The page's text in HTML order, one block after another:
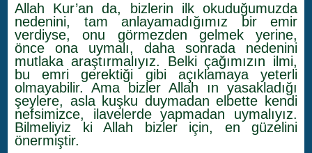
Allah Kur’an da, bizlerin ilk okuduğumuzda
nedenini, tam anlayamadığımız bir emir
verdiyse, onu görmezden gelmek yerine,
önce ona uymalı, daha sonrada nedenini
mutlaka araştırmalıyız. Belki çağımızın ilmi,
bu emri gerektiği gibi açıklamaya yeterli
olmayabilir. Ama bizler Allah ın yasakladığı
şeylere, asla kuşku duymadan elbette kendi
nefsimizce, ilavelerde yapmadan uymalıyız.
Bilmeliyiz ki Allah bizler için, en güzelini
önermiştir.